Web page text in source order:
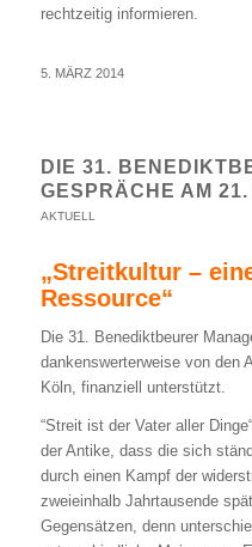
rechtzeitig informieren.
5. MÄRZ 2014
DIE 31.
GESPRÄCHE AM
AKTUELL
„Streitkultur –
Ressource“
Die 31. Benediktbeurer
dankenswerter­weise von den
Köln, finanziell unterstützt.
“Streit ist der Vater aller
der Antike, dass die sich
durch einen Kampf der
zweieinhalb Jahrtausende
Gegensätzen, denn